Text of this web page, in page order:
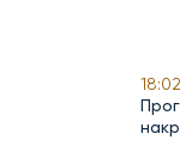
18:02